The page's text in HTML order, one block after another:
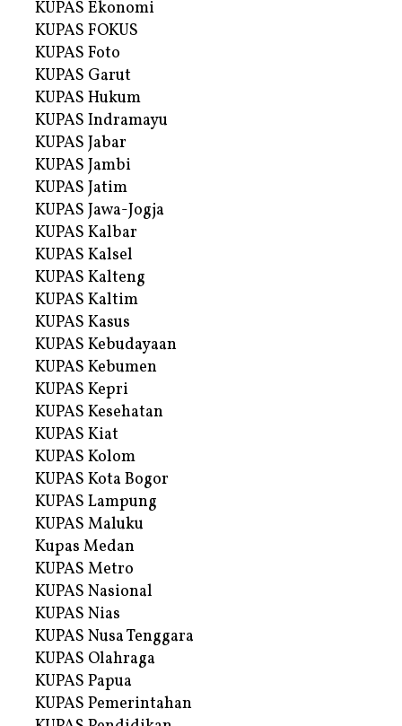
KUPAS Ekonomi
KUPAS FOKUS
KUPAS Foto
KUPAS Garut
KUPAS Hukum
KUPAS Indramayu
KUPAS Jabar
KUPAS Jambi
KUPAS Jatim
KUPAS Jawa-Jogja
KUPAS Kalbar
KUPAS Kalsel
KUPAS Kalteng
KUPAS Kaltim
KUPAS Kasus
KUPAS Kebudayaan
KUPAS Kebumen
KUPAS Kepri
KUPAS Kesehatan
KUPAS Kiat
KUPAS Kolom
KUPAS Kota Bogor
KUPAS Lampung
KUPAS Maluku
Kupas Medan
KUPAS Metro
KUPAS Nasional
KUPAS Nias
KUPAS Nusa Tenggara
KUPAS Olahraga
KUPAS Papua
KUPAS Pemerintahan